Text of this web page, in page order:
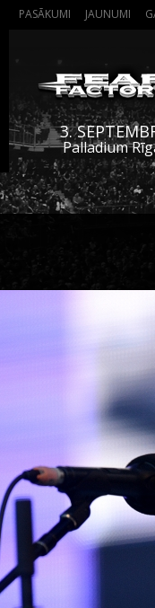
PASĀKUMI JAUNUMI
3.
Palladium